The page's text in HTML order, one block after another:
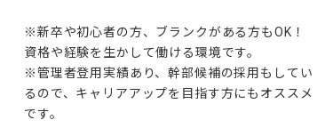
※新卒や初心者の方、ブランクがある方もOK！
資格や経験を生かして働ける環境です。
※管理者登用実績あり、幹部候補の採用もしてい
るので、キャリアアップを目指す方にもオススメ
です。